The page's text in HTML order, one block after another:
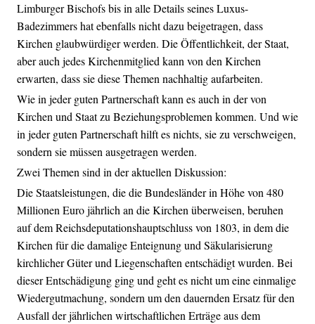
Limburger Bischofs bis in alle Details seines Luxus-
Badezimmers hat ebenfalls nicht dazu beigetragen, dass
Kirchen glaubwürdiger werden. Die Öffentlichkeit, der Staat,
aber auch jedes Kirchenmitglied kann von den Kirchen
erwarten, dass sie diese Themen nachhaltig aufarbeiten.
Wie in jeder guten Partnerschaft kann es auch in der von
Kirchen und Staat zu Beziehungsproblemen kommen. Und wie
in jeder guten Partnerschaft hilft es nichts, sie zu verschweigen,
sondern sie müssen ausgetragen werden.
Zwei Themen sind in der aktuellen Diskussion:
Die Staatsleistungen, die die Bundesländer in Höhe von 480
Millionen Euro jährlich an die Kirchen überweisen, beruhen
auf dem Reichsdeputationshauptschluss von 1803, in dem die
Kirchen für die damalige Enteignung und Säkularisierung
kirchlicher Güter und Liegenschaften entschädigt wurden. Bei
dieser Entschädigung ging und geht es nicht um eine einmalige
Wiedergutmachung, sondern um den dauernden Ersatz für den
Ausfall der jährlichen wirtschaftlichen Erträge aus dem